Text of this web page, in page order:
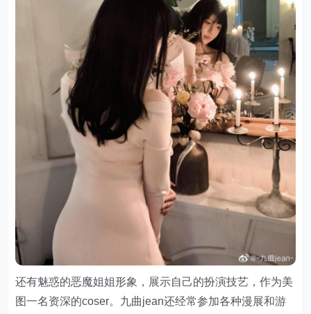
还有魅惑的恶魔姐姐形象，展示自己的扮演技艺，作为美
图一名资深的coser。九曲jean还经常参加各种漫展和游